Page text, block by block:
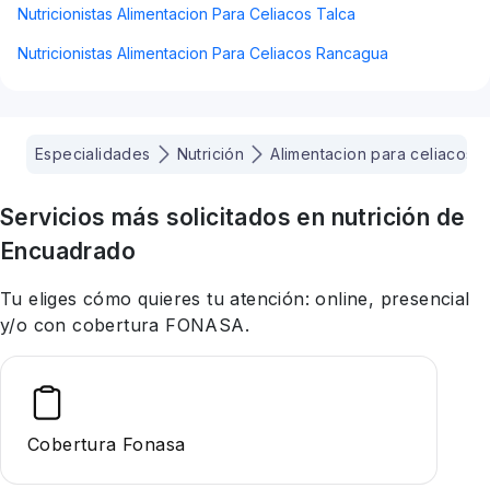
Nutricionistas Alimentacion Para Celiacos Talca
Nutricionistas Alimentacion Para Celiacos Rancagua
Especialidades Nutrición Alimentacion para celiacos
Servicios más solicitados en nutrición de
Encuadrado
Tu eliges cómo quieres tu atención: online, presencial
y/o con cobertura FONASA.
Cobertura Fonasa